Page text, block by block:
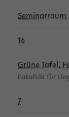
Seminarraum
16
Grüne Tafel,
Fakultät für
7